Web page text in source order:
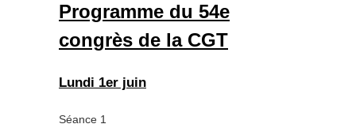
Programme du 54e
congrès de la CGT
Lundi 1er juin
Séance 1